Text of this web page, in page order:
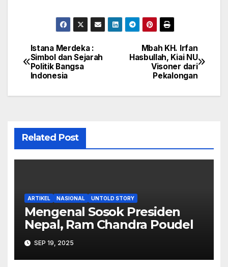
Navigasi
pos
Mbah KH. Irfan
Hasbullah, Kiai NU
Visoner dari
Pekalongan
Istana Merdeka :
Simbol dan Sejarah
Politik Bangsa
Indonesia
Related Post
ARTIKEL NASIONAL UNTOLD STORY
Mengenal Sosok Presiden
Nepal, Ram Chandra Poudel
SEP 19, 2025